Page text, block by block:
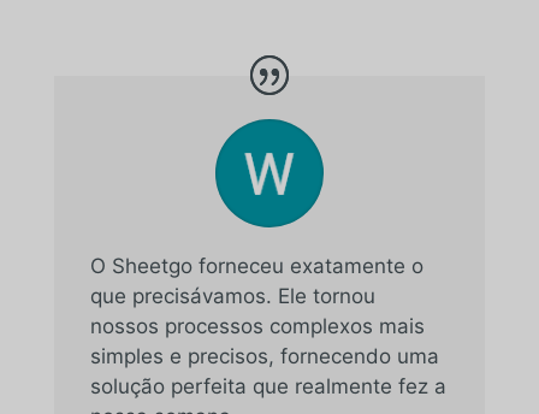
O Sheetgo forneceu exatamente o
que precisávamos. Ele tornou
nossos processos complexos mais
simples e precisos, fornecendo uma
solução perfeita que realmente fez a